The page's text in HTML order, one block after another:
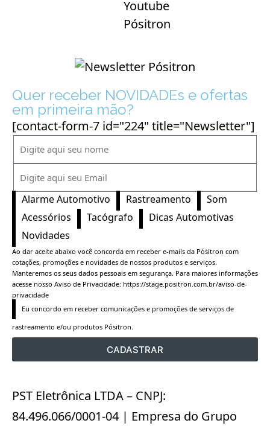
Quer receber NOVIDADEs e ofertas
em primeira mão?
[contact-form-7 id="224" title="Newsletter"]
Alarme Automotivo Rastreamento
Som
Acessórios
Tacógrafo
Dicas Automotivas
Novidades
Ao dar aceite abaixo você concorda em receber e-mails da Pósitron com
cotações, promoções e novidades de nossos produtos e serviços.
Manteremos os seus dados pessoais em segurança. Para maiores informações
acesse nosso Aviso de Privacidade: https://stage.positron.com.br/aviso-de-
privacidade
Eu concordo em receber comunicações e promoções de serviços de
rastreamento e/ou produtos Pósitron.
CADASTRAR
PST Eletrônica LTDA – CNPJ:
84.496.066/0001-04 | Empresa do Grupo